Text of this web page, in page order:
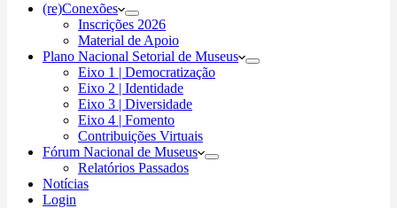
(re)Conexões
Inscrições 2026
Material de Apoio
Plano Nacional Setorial de Museus
Eixo 1 | Democratização
Eixo 2 | Identidade
Eixo 3 | Diversidade
Eixo 4 | Fomento
Contribuições Virtuais
Fórum Nacional de Museus
Relatórios Passados
Notícias
Login